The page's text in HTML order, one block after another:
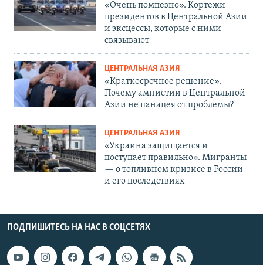
«Очень помпезно». Кортежи
президентов в Центральной Азии
и эксцессы, которые с ними
связывают
ЦЕНТРАЛЬНАЯ АЗИЯ
«Краткосрочное решение».
Почему амнистии в Центральной
Азии не панацея от проблемы?
ЦЕНТРАЛЬНАЯ АЗИЯ
«Украина защищается и
поступает правильно». Мигранты
— о топливном кризисе в России
и его последствиях
ПОДПИШИТЕСЬ НА НАС В СОЦСЕТЯХ